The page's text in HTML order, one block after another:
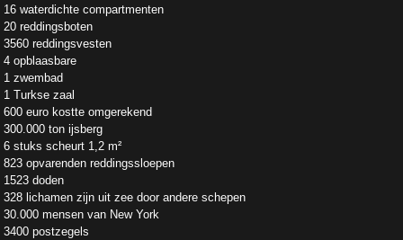
16 waterdichte compartmenten
20 reddingsboten
3560 reddingsvesten
4 opblaasbare
1 zwembad
1 Turkse zaal
600 euro kostte omgerekend
300.000 ton ijsberg
6 stuks scheurt 1,2 m²
823 opvarenden reddingssloepen
1523 doden
328 lichamen zijn uit zee door andere schepen
30.000 mensen van New York
3400 postzegels